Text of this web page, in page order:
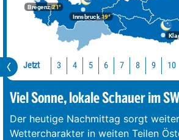
Bregenz21°
Innsbruck19°
Jetzt 3 4 5 6 7 8 9 10
Viel Sonne, lokale Schauer im
Der heutige Nachmittag sorgt
Wettercharakter in weiten Teilen